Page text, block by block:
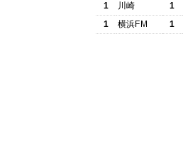
1
川崎 1
1
横浜FM 1